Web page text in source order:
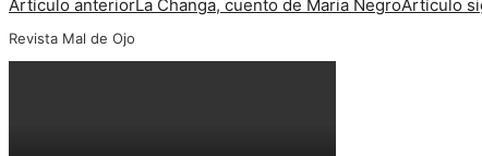
Artículo anteriorLa Changa, cuento de Maria NegroArtículo
Revista Mal de Ojo